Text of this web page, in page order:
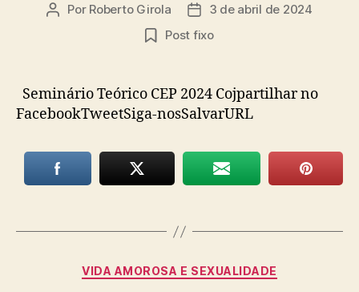
Autor
Por Roberto Girola
Data
de
3 de abril de 2024
Post fixo
Seminário Teórico CEP 2024 Cojpartilhar no
FacebookTweetSiga-nosSalvarURL
Categorias
VIDA AMOROSA E SEXUALIDADE